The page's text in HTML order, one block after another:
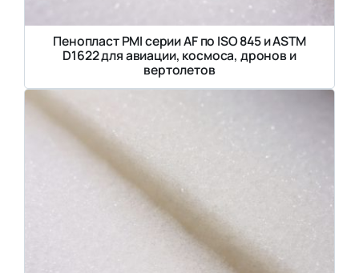
Пенопласт PMI серии AF по ISO 845 и ASTM
D1622 для авиации, космоса, дронов и
вертолетов